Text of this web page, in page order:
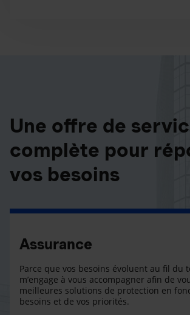
Une offre de
complète pour
vos besoins
Assurance
Parce que vos besoins évoluent au fil du
m’engage à vous accompagner afin de
meilleures solutions de protection en
besoins et de vos priorités.